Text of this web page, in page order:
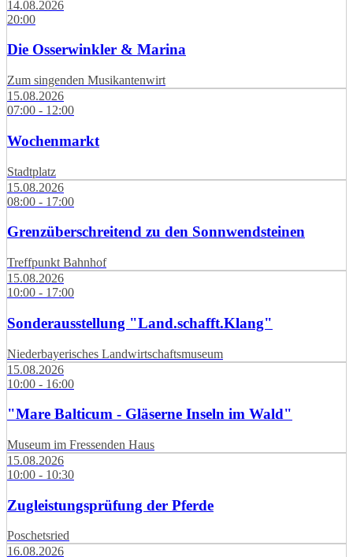
14.08.2026
20:00
Die Osserwinkler & Marina
Zum singenden Musikantenwirt
15.08.2026
07:00 - 12:00
Wochenmarkt
Stadtplatz
15.08.2026
08:00 - 17:00
Grenzüberschreitend zu den Sonnwendsteinen
Treffpunkt Bahnhof
15.08.2026
10:00 - 17:00
Sonderausstellung "Land.schafft.Klang"
Niederbayerisches Landwirtschaftsmuseum
15.08.2026
10:00 - 16:00
"Mare Balticum - Gläserne Inseln im Wald"
Museum im Fressenden Haus
15.08.2026
10:00 - 10:30
Zugleistungsprüfung der Pferde
Poschetsried
16.08.2026